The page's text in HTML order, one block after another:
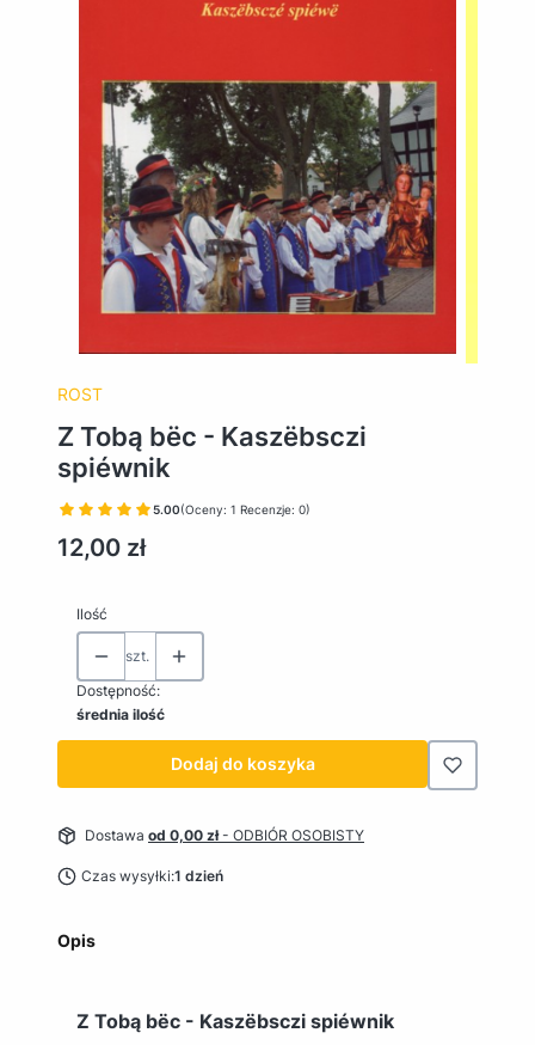
ROST
Z Tobą bëc - Kaszëbsczi
spiéwnik
5.00(Oceny: 1 Recenzje: 0)
Cena
12,00 zł
Ilość
szt.
Dostępność:
średnia ilość
Dodaj do koszyka
Dostawa od 0,00 zł- ODBIÓR OSOBISTY
Czas wysyłki:1 dzień
Opis
Z Tobą bëc - Kaszëbsczi spiéwnik